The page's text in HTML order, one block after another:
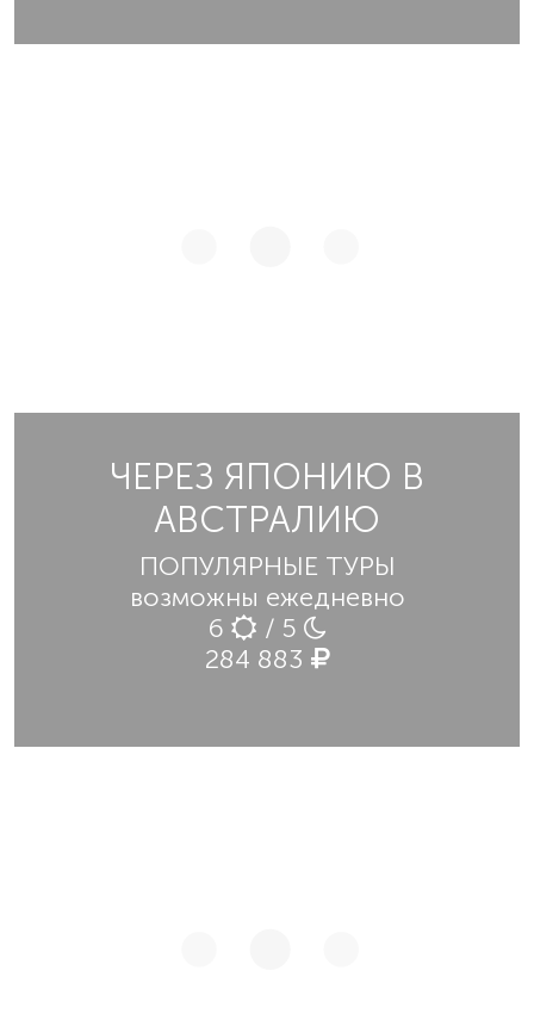
ЧЕРЕЗ ЯПОНИЮ В
АВСТРАЛИЮ
ПОПУЛЯРНЫЕ ТУРЫ
возможны ежедневно
6
/ 5
284 883